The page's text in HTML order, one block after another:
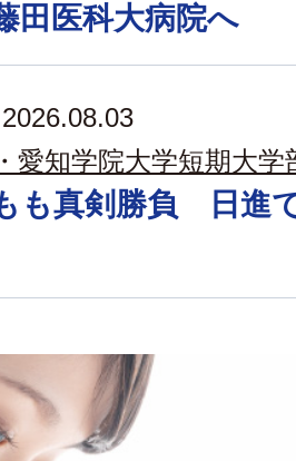
医科大病院へ
2026.08.03
愛知学院大学短期大学
も真剣勝負 日進